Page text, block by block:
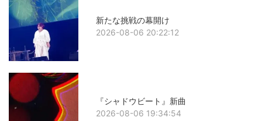
新たな挑戦の幕開け
2026-08-06 20:22:12
『シャドウビート』新曲
2026-08-06 19:34:54